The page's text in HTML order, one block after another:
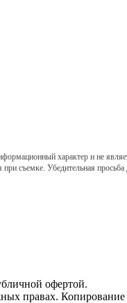
характер и не
съемке. Убедительная
офертой.
правах. Копирование